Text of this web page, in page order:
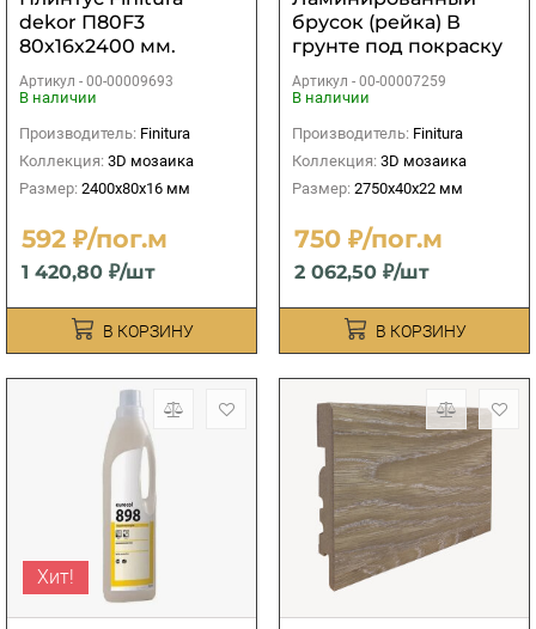
dekor П80F3
80х16х2400 мм.
Артикул - 00-00009693
В наличии
Производитель: Finitura
Коллекция: 3D мозаика
Размер: 2400х80х16 мм
592 ₽/пог.м
1 420,80 ₽/шт
В КОРЗИНУ
брусок (рейка) В
грунте под покраску
2750х40х22 мм
Артикул - 00-00007259
В наличии
Производитель: Finitura
Коллекция: 3D мозаика
Размер: 2750х40х22 мм
750 ₽/пог.м
2 062,50 ₽/шт
В КОРЗИНУ
Хит!